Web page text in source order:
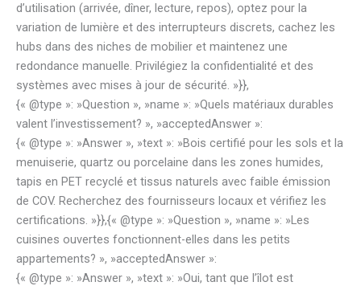
d’utilisation (arrivée, dîner, lecture, repos), optez pour la
variation de lumière et des interrupteurs discrets, cachez les
hubs dans des niches de mobilier et maintenez une
redondance manuelle. Privilégiez la confidentialité et des
systèmes avec mises à jour de sécurité. »}},
{« @type »: »Question », »name »: »Quels matériaux durables
valent l’investissement? », »acceptedAnswer »:
{« @type »: »Answer », »text »: »Bois certifié pour les sols et la
menuiserie, quartz ou porcelaine dans les zones humides,
tapis en PET recyclé et tissus naturels avec faible émission
de COV. Recherchez des fournisseurs locaux et vérifiez les
certifications. »}},{« @type »: »Question », »name »: »Les
cuisines ouvertes fonctionnent-elles dans les petits
appartements? », »acceptedAnswer »:
{« @type »: »Answer », »text »: »Oui, tant que l’îlot est